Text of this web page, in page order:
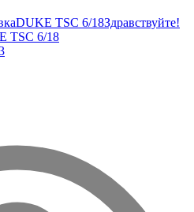
DUKE TSC 6/18Здравствуйте!
TSC 6/18